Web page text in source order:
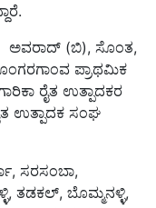
ಅವರಾದ್ (ಬಿ), ಸೊಂತ,
ಪ್ರಾಥಮಿಕ
ರೈತ ಉತ್ಪಾದಕರ
ಉತ್ಪಾದಕ ಸಂಘ
ಸರಸಂಬಾ,
ತಡಕಲ್, ಬೊಮ್ಮನಳ್ಳಿ,